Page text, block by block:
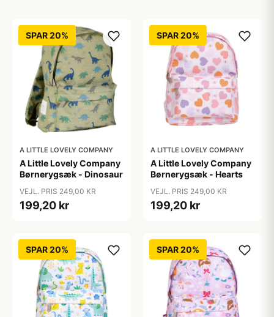
SPAR 20%
A LITTLE LOVELY COMPANY
A Little Lovely Company
Børnerygsæk - Dinosaur
VEJL. PRIS 249,00 KR
199,20 kr
SPAR 20%
A LITTLE LOVELY COMPANY
A Little Lovely Company
Børnerygsæk - Hearts
VEJL. PRIS 249,00 KR
199,20 kr
SPAR 20% SPAR 20%